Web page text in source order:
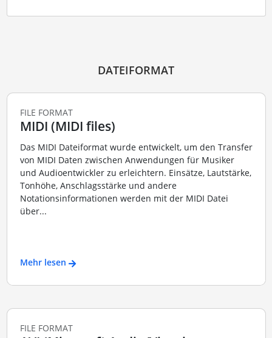
DATEIFORMAT
FILE FORMAT
MIDI (MIDI files)
Das MIDI Dateiformat wurde entwickelt, um den Transfer
von MIDI Daten zwischen Anwendungen für Musiker
und Audioentwickler zu erleichtern. Einsätze, Lautstärke,
Tonhöhe, Anschlagsstärke und andere
Notationsinformationen werden mit der MIDI Datei
über...
Mehr lesen
FILE FORMAT